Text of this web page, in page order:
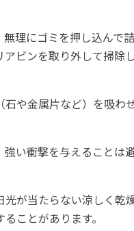
理にゴミを押し込んで
ビンを取り外して掃除
や金属片など）を吸わ
い衝撃を与えることは
が当たらない涼しく乾
ことがあります。